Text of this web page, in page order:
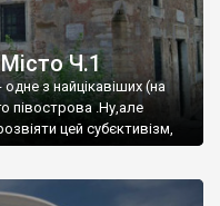
Ч.1
з найцікавіших (на
півострова .Ну,але
цей субєктивізм,